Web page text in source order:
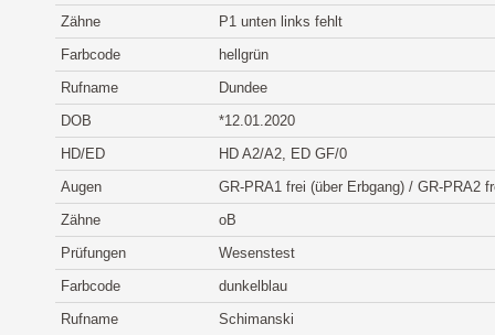
Zähne
P1 unten links fehlt
Farbcode
hellgrün
Rufname
Dundee
DOB
*12.01.2020
HD/ED
HD A2/A2, ED GF/0
Augen
GR-PRA1 frei (über Erbgang) / GR-PRA2
Zähne
oB
Prüfungen
Wesenstest
Farbcode
dunkelblau
Rufname
Schimanski